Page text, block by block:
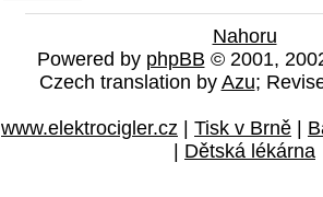
Nahoru
Powered by phpBB © 2001,
Czech translation by Azu;
www.elektrocigler.cz | Tisk v Brně |
| Dětská lékárna